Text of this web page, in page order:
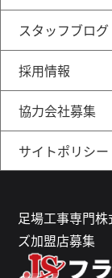
スタッフブログ
採用情報
協力会社募集
サイトポリシー
足場工事専門
ズ加盟店募集